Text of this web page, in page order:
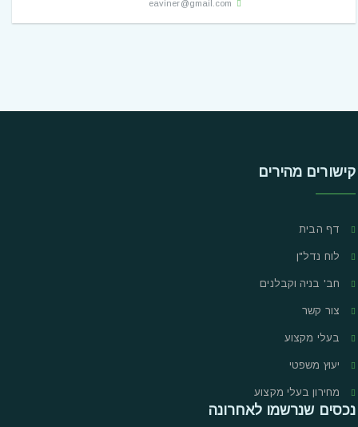
eaviner@gmail.com
קישורים מהירים
דף הבית
לוח נדל"ן
חב' בניה וקבלנים
צור קשר
בעלי מקצוע
יעוץ משפטי
מחירון בעלי מקצוע
נכסים שנרשמו לאחרונה